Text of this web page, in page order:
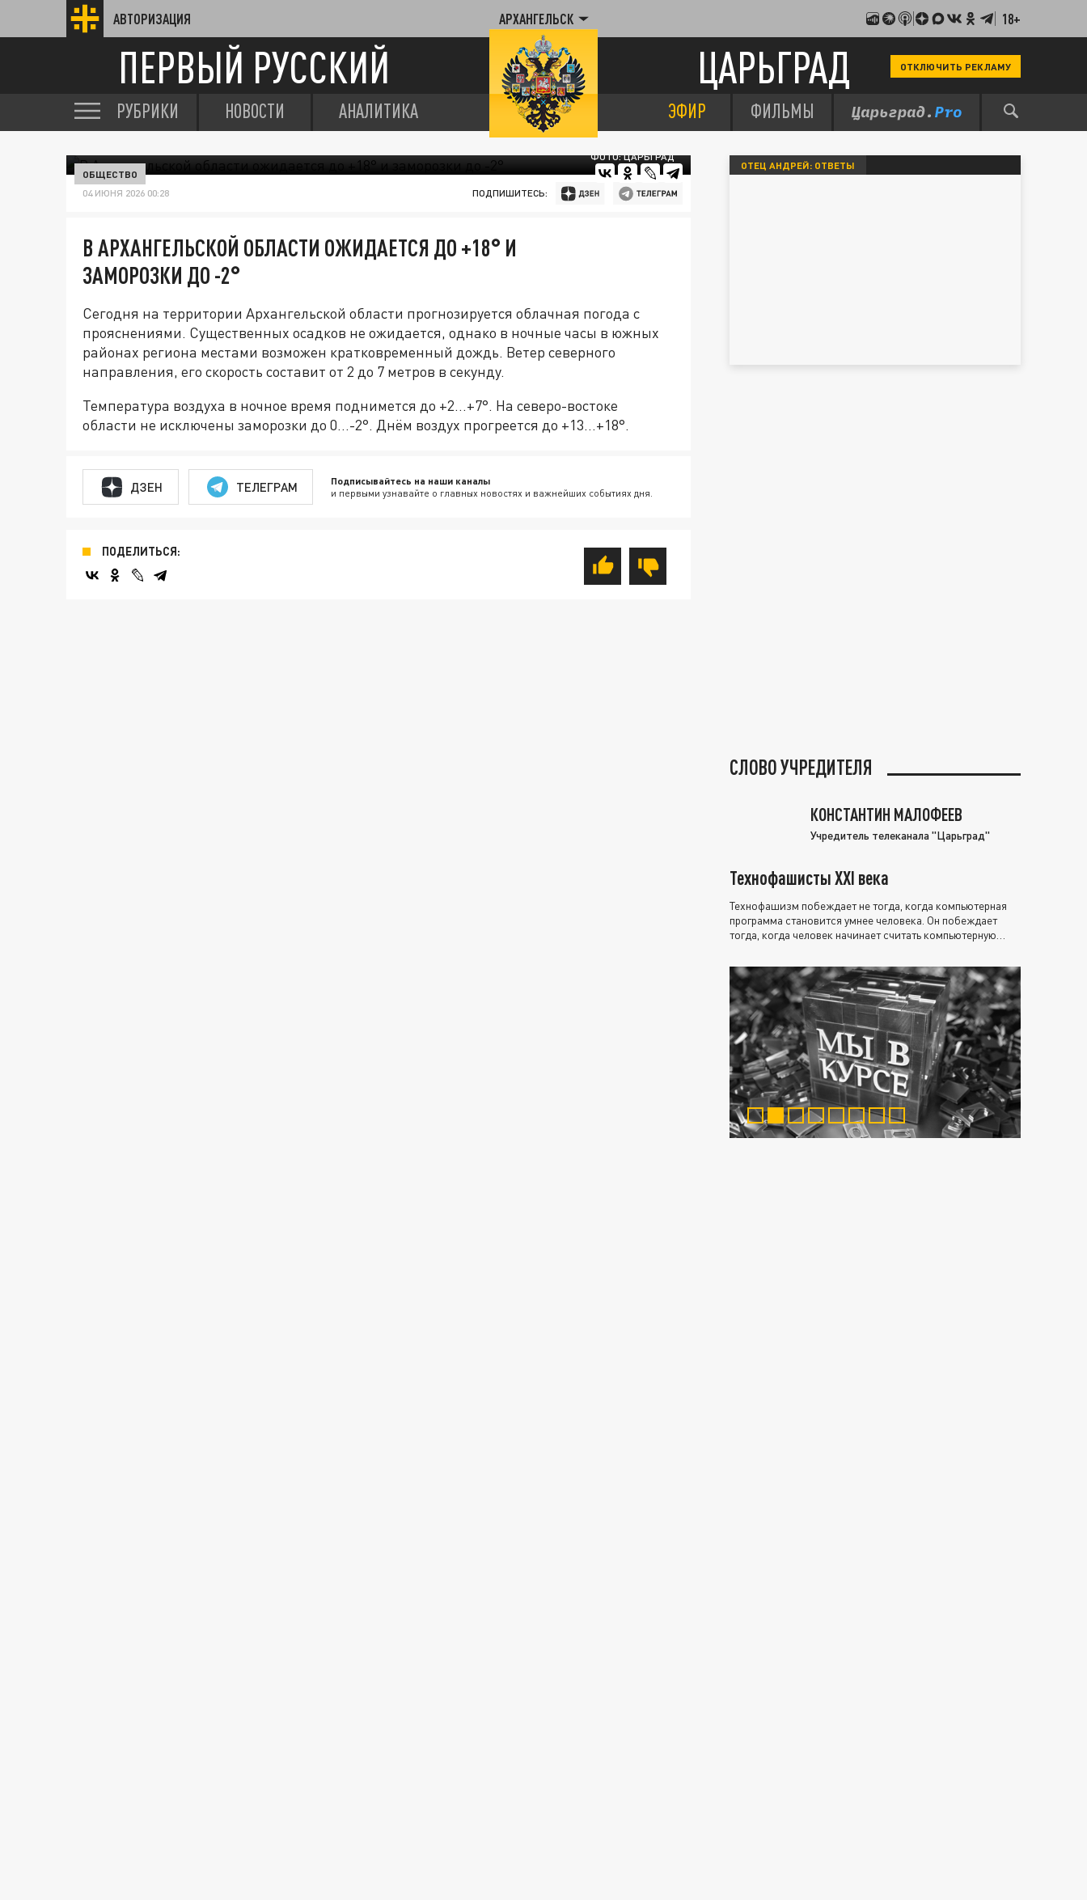
АВТОРИЗАЦИЯ АРХАНГЕЛЬСК 18+
ПЕРВЫЙ РУССКИЙ ЦАРЬГРАД ОТКЛЮЧИТЬ РЕКЛАМУ
РУБРИКИ НОВОСТИ АНАЛИТИКА ЭФИР ФИЛЬМЫ
ФОТО: ЦАРЬГРАД
ОБЩЕСТВО
04 ИЮНЯ 2026 00:28 ПОДПИШИТЕСЬ:
В АРХАНГЕЛЬСКОЙ ОБЛАСТИ ОЖИДАЕТСЯ ДО +18° И
ЗАМОРОЗКИ ДО -2°
Сегодня на территории Архангельской области прогнозируется облачная погода с
прояснениями. Существенных осадков не ожидается, однако в ночные часы в южных
районах региона местами возможен кратковременный дождь. Ветер северного
направления, его скорость составит от 2 до 7 метров в секунду.
Температура воздуха в ночное время поднимется до +2…+7°. На северо-востоке
области не исключены заморозки до 0…-2°. Днём воздух прогреется до +13…+18°.
ДЗЕН ТЕЛЕГРАМ Подписывайтесь на наши каналы
и первыми узнавайте о главных новостях и важнейших событиях дня.
ПОДЕЛИТЬСЯ:
ОТЕЦ АНДРЕЙ: ОТВЕТЫ
СЛОВО УЧРЕДИТЕЛЯ
КОНСТАНТИН МАЛОФЕЕВ
Учредитель телеканала "Царьград"
Технофашисты XXI века
Технофашизм побеждает не тогда, когда компьютерная
программа становится умнее человека. Он побеждает
тогда, когда человек начинает считать компьютерную